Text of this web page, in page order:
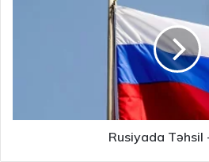
Rusiyada Təhsil